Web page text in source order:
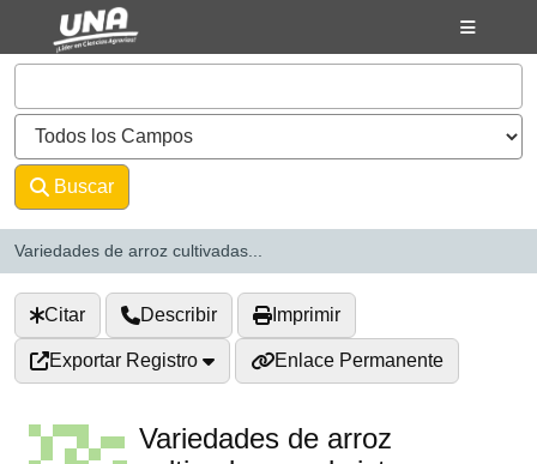
Saltar al contenido
VuFind
Buscar
Variedades de arroz cultivadas...
Citar Describir Imprimir
Exportar Registro Enlace Permanente
Variedades de arroz